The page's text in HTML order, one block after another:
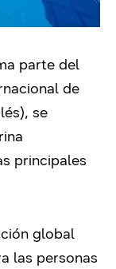
parte del
de
se
principales
global
las personas